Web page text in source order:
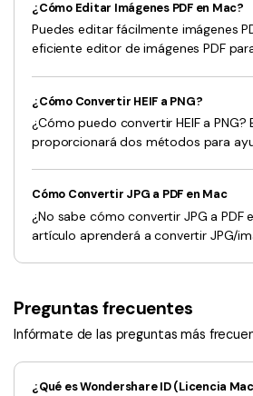
¿Cómo Editar Imágenes PDF en Mac?
Puedes editar fácilmente imágenes
eficiente editor de imágenes PDF
¿Cómo Convertir HEIF a PNG?
¿Cómo puedo convertir HEIF a
proporcionará dos métodos para
Cómo Convertir JPG a PDF en Mac
¿No sabe cómo convertir JPG a PDF
artículo aprenderá a convertir JPG/
Preguntas frecuentes
Infórmate de las preguntas más
¿Qué es Wondershare ID (Licencia